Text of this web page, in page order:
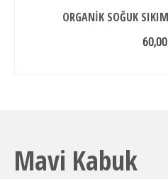
ORGANIK SOĞUK
Mavi Kabuk